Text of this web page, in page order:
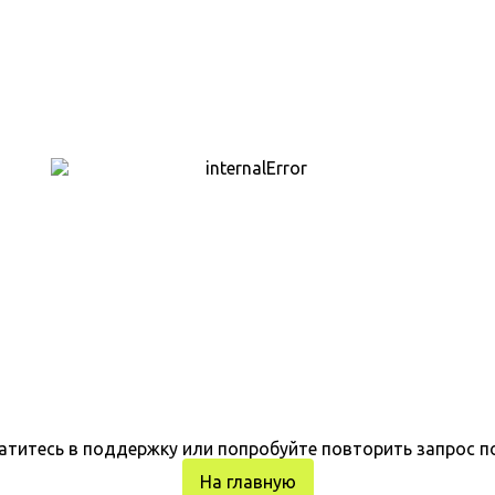
в поддержку или попробуйте повторить запрос
На главную